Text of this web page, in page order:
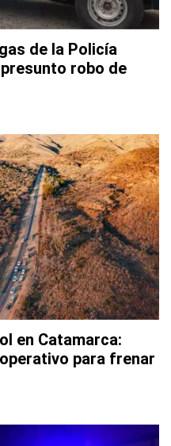
de la Policía
robo de
en Catamarca:
para frenar